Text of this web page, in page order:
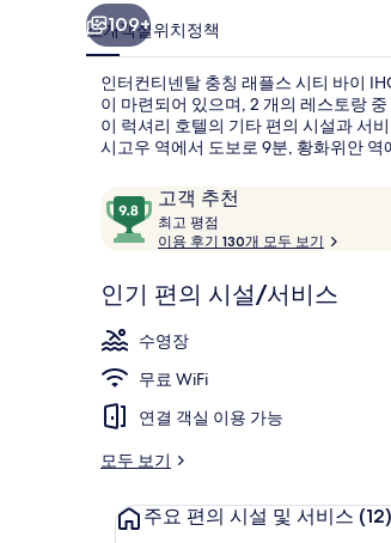
이
IHG
의
사
갤
리
109+
소개객실위치정책
인터컨티넨탈 충칭 래플스 시티 바이
이 마련되어 있으며, 2 개의 레스토랑
이 럭셔리 호텔의 기타 편의 시설과 서
시고우 역에서 도보로 9분, 황화위안
이
용
후
고객 추천
10
점
만
중
9.8
점,
고
객
추
천
최고 평점
고
평
점
이용 후기 130개 모두 보기
인기 편의 시설/서비스
수영장
무료 WiFi
연결 객실 이용 가능
모두 보기
주요 편의 시설 및 서비스 (12)